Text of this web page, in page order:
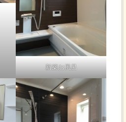
新築お風呂